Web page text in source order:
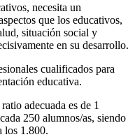
necesita un
que los educativos,
situación social y
en su desarrollo.
cualificados para
educativa.
adecuada es de 1
250 alumnos/as, siendo
los 1.800.